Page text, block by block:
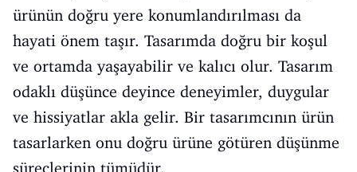
ürünün doğru yere konumlandırılması da
hayati önem taşır. Tasarımda doğru bir koşul
ve ortamda yaşayabilir ve kalıcı olur. Tasarım
odaklı düşünce deyince deneyimler, duygular
ve hissiyatlar akla gelir. Bir tasarımcının ürün
tasarlarken onu doğru ürüne götüren düşünme
süreçlerinin tümüdür.